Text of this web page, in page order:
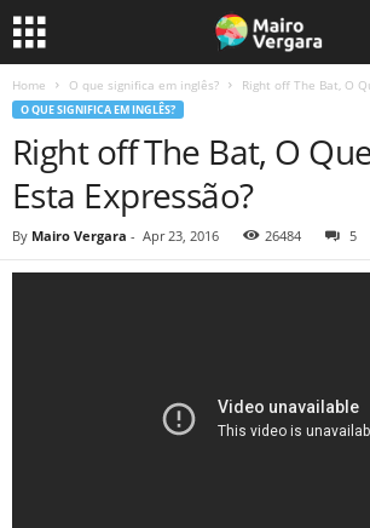
Home O que significa em inglês? Right off The Bat, O
O QUE SIGNIFICA EM INGLÊS?
Right off The Bat, O
Esta Expressão?
By Mairo Vergara - Apr 23, 2016 26484 5